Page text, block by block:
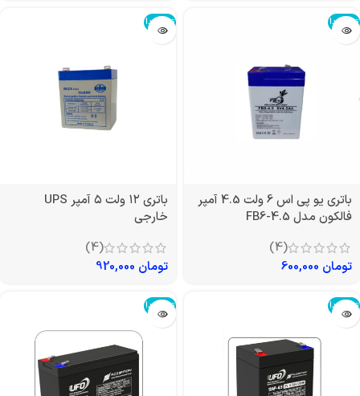
تمام شد!
باتری یو پی اس 6 ولت 4.5 آمپر
فالکون مدل FB6-4.5
(4)
تومان
تمام شد!
باتری ۱۲ ولت ۵ آمپر UPS
خارجی
(4)
تومان
تمام شد! تمام شد!